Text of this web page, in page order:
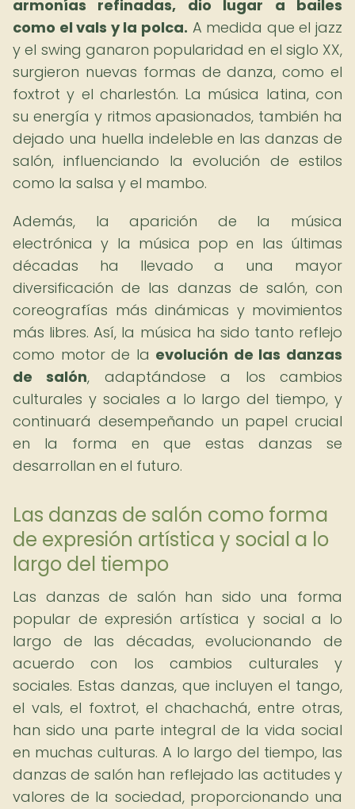
armonías refinadas, dio lugar a bailes
como el vals y la polca. A medida que el jazz
y el swing ganaron popularidad en el siglo XX,
surgieron nuevas formas de danza, como el
foxtrot y el charlestón. La música latina, con
su energía y ritmos apasionados, también ha
dejado una huella indeleble en las danzas de
salón, influenciando la evolución de estilos
como la salsa y el mambo.
Además, la aparición de la música
electrónica y la música pop en las últimas
décadas ha llevado a una mayor
diversificación de las danzas de salón, con
coreografías más dinámicas y movimientos
más libres. Así, la música ha sido tanto reflejo
como motor de la evolución de las danzas
de salón, adaptándose a los cambios
culturales y sociales a lo largo del tiempo, y
continuará desempeñando un papel crucial
en la forma en que estas danzas se
desarrollan en el futuro.
Las danzas de salón como forma
de expresión artística y social a lo
largo del tiempo
Las danzas de salón han sido una forma
popular de expresión artística y social a lo
largo de las décadas, evolucionando de
acuerdo con los cambios culturales y
sociales. Estas danzas, que incluyen el tango,
el vals, el foxtrot, el chachachá, entre otras,
han sido una parte integral de la vida social
en muchas culturas. A lo largo del tiempo, las
danzas de salón han reflejado las actitudes y
valores de la sociedad, proporcionando una